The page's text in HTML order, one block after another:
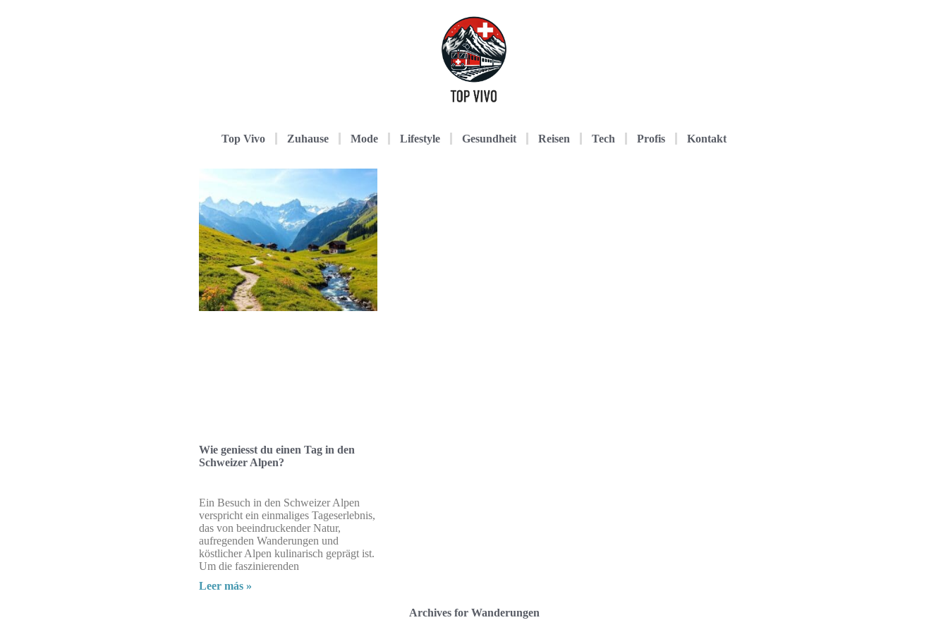
Top Vivo Zuhause Mode Lifestyle Gesundheit Reisen Tech Profis Kontakt
Wie geniesst du einen Tag in den
Schweizer Alpen?
Ein Besuch in den Schweizer Alpen
verspricht ein einmaliges Tageserlebnis,
das von beeindruckender Natur,
aufregenden Wanderungen und
köstlicher Alpen kulinarisch geprägt ist.
Um die faszinierenden
Leer más »
Archives for Wanderungen